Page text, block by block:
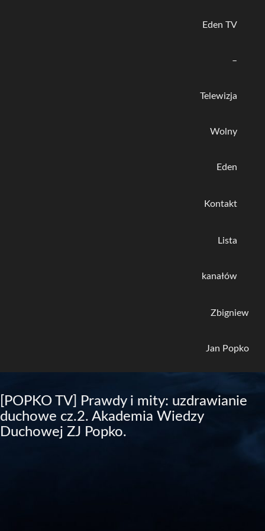
Eden TV
–
Telewizja
Wolny
Eden
Kontakt
Lista
kanałów
Zbigniew
Jan Popko
[POPKO TV] Prawdy i mity: uzdrawianie
duchowe cz.2. Akademia Wiedzy
Duchowej ZJ Popko.